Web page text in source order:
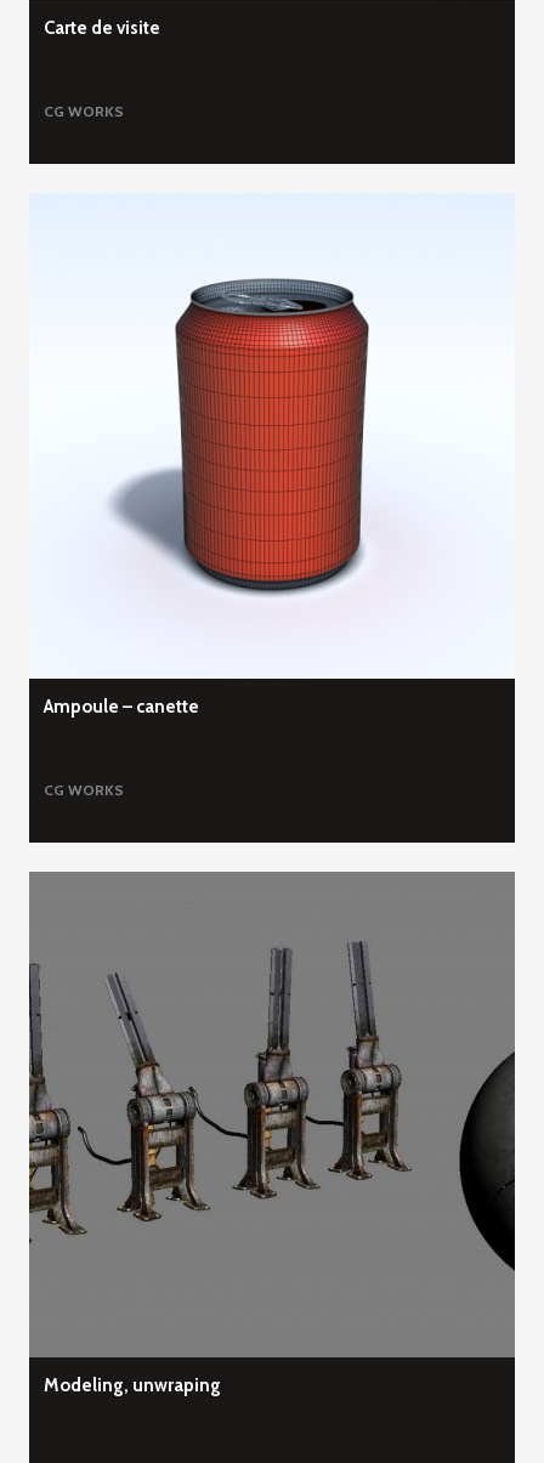
Carte de visite
CG WORKS
Ampoule – canette
CG WORKS
Modeling, unwraping